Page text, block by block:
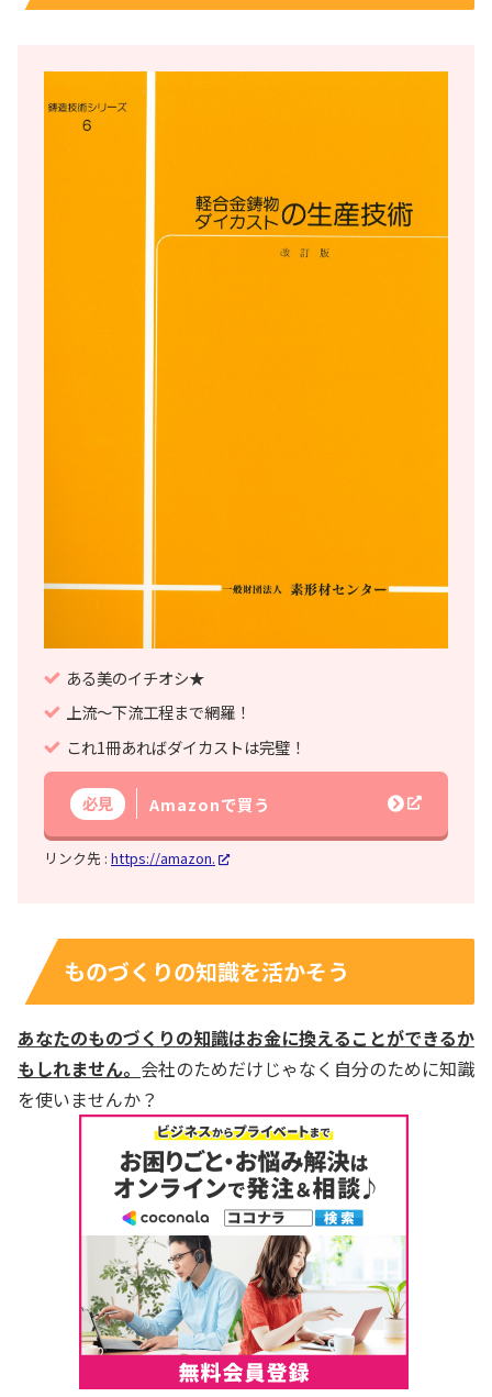
ある美のイチオシ★
上流～下流工程まで網羅！
これ1冊あればダイカストは完璧！
必見 Amazonで買う
リンク先 : https://amazon.
ものづくりの知識を活かそう
あなたのものづくりの知識はお金に換えることができるか
もしれません。 会社のためだけじゃなく自分のために知識
を使いませんか？